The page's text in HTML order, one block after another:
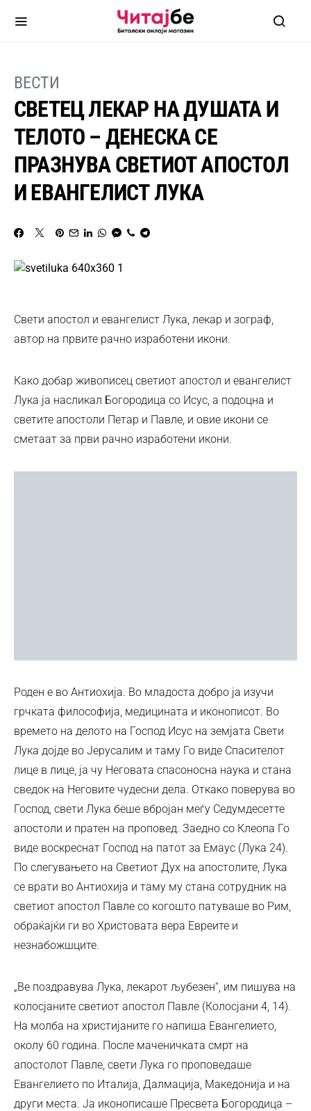
ВЕСТИ
СВЕТЕЦ ЛЕКАР НА ДУШАТА И
ТЕЛОТО – ДЕНЕСКА СЕ
ПРАЗНУВА СВЕТИОТ АПОСТОЛ
И ЕВАНГЕЛИСТ ЛУКА
Свети апостол и евангелист Лука, лекар и зограф,
автор на првите рачно изработени икони.
Како добар живописец светиот апостол и евангелист
Лука ја насликал Богородица со Исус, а подоцна и
светите апостоли Петар и Павле, и овие икони се
сметаат за први рачно изработени икони.
Роден е во Антиохија. Во младоста добро ја изучи
грчката философија, медицината и иконописот. Во
времето на делото на Господ Исус на земјата Свети
Лука дојде во Јерусалим и таму Го виде Спасителот
лице в лице, ја чу Неговата спасоносна наука и стана
сведок на Неговите чудесни дела. Откако поверува во
Господ, свети Лука беше вбројан меѓу Седумдесетте
апостоли и пратен на проповед. Заедно со Клеопа Го
виде воскреснат Господ на патот за Емаус (Лука 24).
По слегувањето на Светиот Дух на апостолите, Лука
се врати во Антиохија и таму му стана сотрудник на
светиот апостол Павле со когошто патуваше во Рим,
обраќајќи ги во Христовата вера Евреите и
незнабожшците.
„Ве поздравува Лука, лекарот љубезен“, им пишува на
колосјаните светиот апостол Павле (Колосјани 4, 14).
На молба на христијаните го напиша Евангелието,
околу 60 година. После маченичката смрт на
апостолот Павле, свети Лука го проповедаше
Евангелието по Италија, Далмација, Македонија и на
други места. Ја иконописаше Пресвета Богородица –